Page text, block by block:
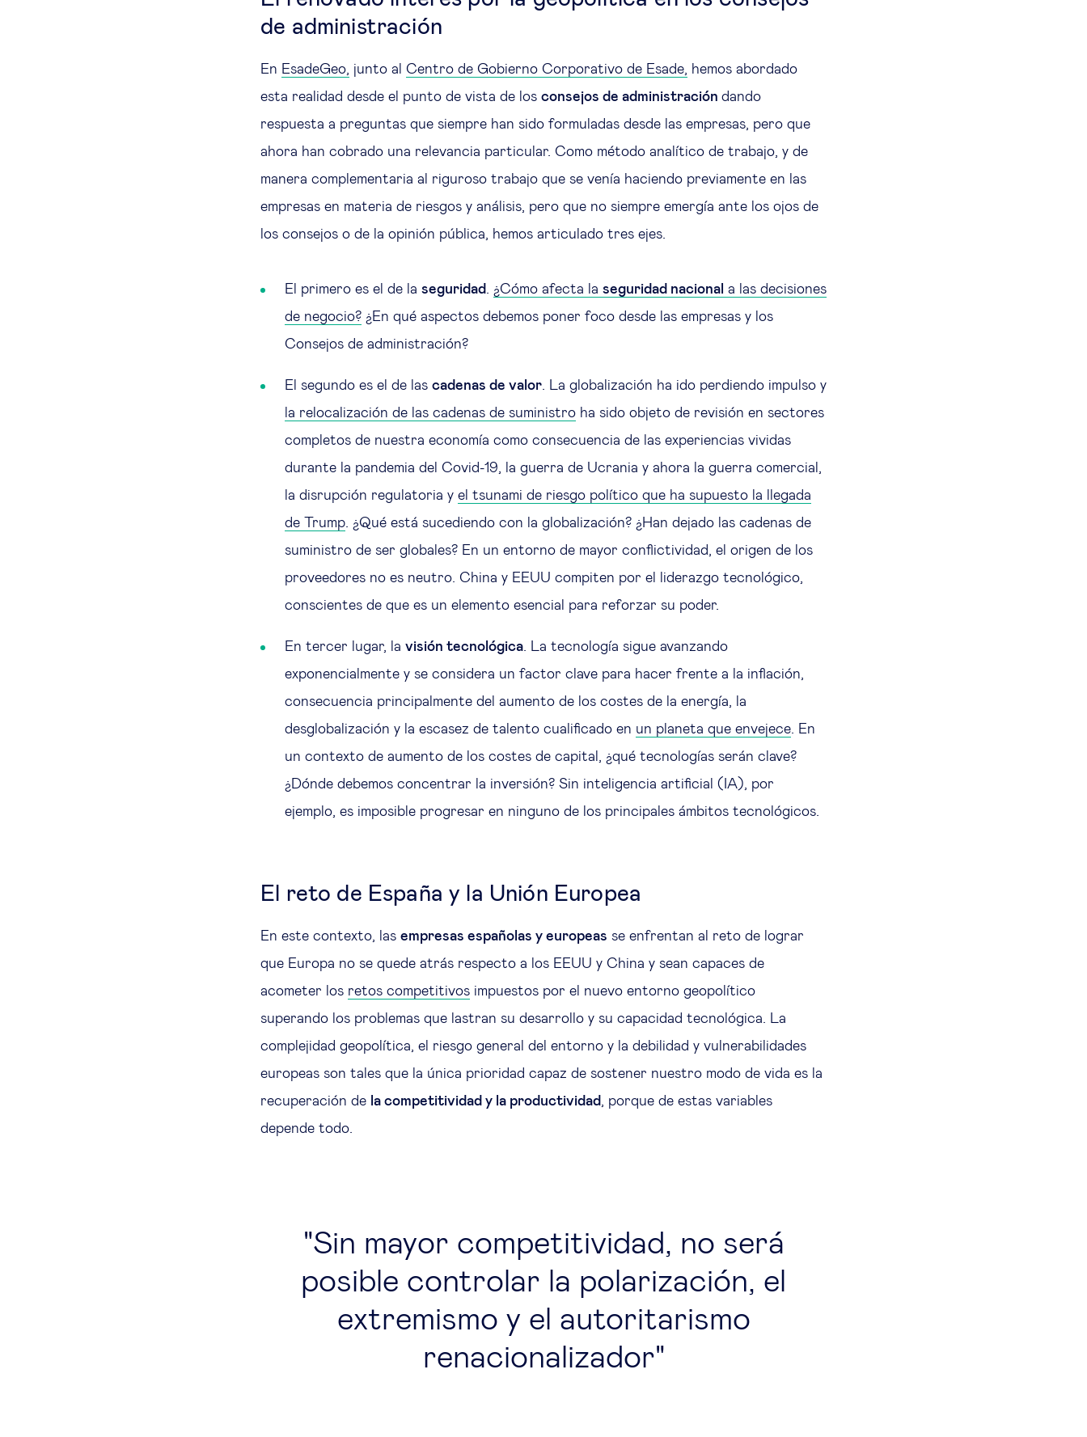
de administración
En EsadeGeo, junto al Centro de Gobierno Corporativo de Esade, hemos abordado
esta realidad desde el punto de vista de los consejos de administración dando
respuesta a preguntas que siempre han sido formuladas desde las empresas, pero que
ahora han cobrado una relevancia particular. Como método analítico de trabajo, y de
manera complementaria al riguroso trabajo que se venía haciendo previamente en las
empresas en materia de riesgos y análisis, pero que no siempre emergía ante los ojos de
los consejos o de la opinión pública, hemos articulado tres ejes.
El primero es el de la seguridad. ¿Cómo afecta la seguridad nacional a las decisiones
de negocio? ¿En qué aspectos debemos poner foco desde las empresas y los
Consejos de administración?
El segundo es el de las cadenas de valor. La globalización ha ido perdiendo impulso y
la relocalización de las cadenas de suministro ha sido objeto de revisión en sectores
completos de nuestra economía como consecuencia de las experiencias vividas
durante la pandemia del Covid-19, la guerra de Ucrania y ahora la guerra comercial,
la disrupción regulatoria y el tsunami de riesgo político que ha supuesto la llegada
de Trump. ¿Qué está sucediendo con la globalización? ¿Han dejado las cadenas de
suministro de ser globales? En un entorno de mayor conflictividad, el origen de los
proveedores no es neutro. China y EEUU compiten por el liderazgo tecnológico,
conscientes de que es un elemento esencial para reforzar su poder.
En tercer lugar, la visión tecnológica. La tecnología sigue avanzando
exponencialmente y se considera un factor clave para hacer frente a la inflación,
consecuencia principalmente del aumento de los costes de la energía, la
desglobalización y la escasez de talento cualificado en un planeta que envejece. En
un contexto de aumento de los costes de capital, ¿qué tecnologías serán clave?
¿Dónde debemos concentrar la inversión? Sin inteligencia artificial (IA), por
ejemplo, es imposible progresar en ninguno de los principales ámbitos tecnológicos.
El reto de España y la Unión Europea
En este contexto, las empresas españolas y europeas se enfrentan al reto de lograr
que Europa no se quede atrás respecto a los EEUU y China y sean capaces de
acometer los retos competitivos impuestos por el nuevo entorno geopolítico
superando los problemas que lastran su desarrollo y su capacidad tecnológica. La
complejidad geopolítica, el riesgo general del entorno y la debilidad y vulnerabilidades
europeas son tales que la única prioridad capaz de sostener nuestro modo de vida es la
recuperación de la competitividad y la productividad, porque de estas variables
depende todo.
Sin mayor competitividad, no será
posible controlar la polarización, el
extremismo y el autoritarismo
renacionalizador